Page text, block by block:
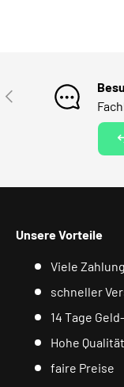
VORHERIGE
Unsere Vorteile
Viele
schneller
14 Tage
Hohe Qualität
faire Preise